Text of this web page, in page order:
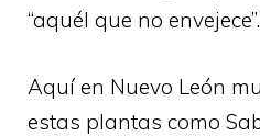
“aquél que no envejece”.
Aquí en Nuevo León
estas plantas como